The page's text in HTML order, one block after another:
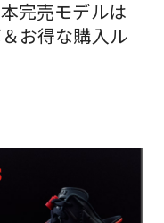
完売モデルは
お得な購入ル